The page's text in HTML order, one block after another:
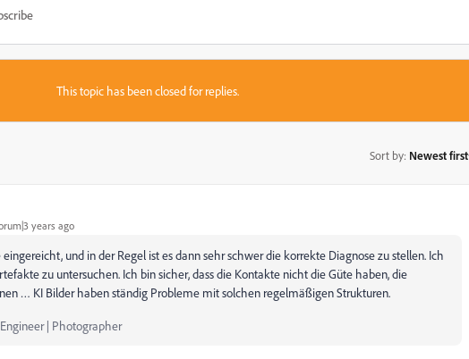
This topic has been closed for replies.
Sort by: Newest first
years ago
und in der Regel ist es dann sehr schwer die korrekte Diagnose zu stellen. Ich
zu untersuchen. Ich bin sicher, dass die Kontakte nicht die Güte haben, die
… KI Bilder haben ständig Probleme mit solchen regelmäßigen Strukturen.
| Photographer